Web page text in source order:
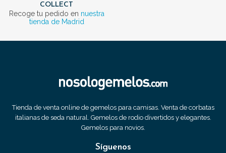
COLLECT
Recoge tu pedido en nuestra
tienda de Madrid
Tienda de venta online de gemelos para camisas. Venta de corbatas
italianas de seda natural. Gemelos de rodio divertidos y elegantes.
Gemelos para novios.
Síguenos